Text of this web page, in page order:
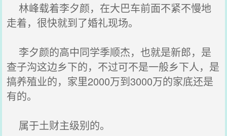
林峰载着李夕颜，在大巴车前面不紧不慢地
走着，很快就到了婚礼现场。
李夕颜的高中同学季顺杰，也就是新郎，是
查子沟这边乡下的，不过可不是一般乡下人，是
搞养殖业的，家里2000万到3000万的家底还是
有的。
属于土财主级别的。